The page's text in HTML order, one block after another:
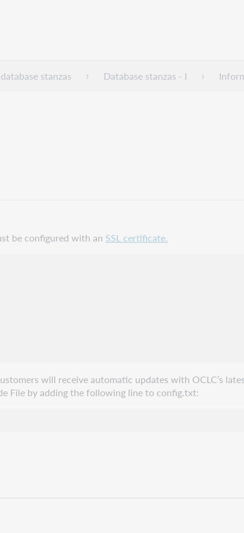
stanzas Database stanzas - I
be configured with an SSL certificate.
will receive automatic updates with OCLC’s
File by adding the following line to config.txt: